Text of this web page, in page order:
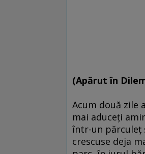
(Apărut în
Acum două zile
mai aduceţi
într-un părculeţ
crescuse deja